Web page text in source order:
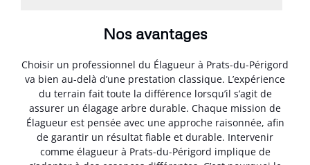
Nos avantages
Choisir un professionnel du Élagueur à Prats-du-Périgord
va bien au-delà d’une prestation classique. L’expérience
du terrain fait toute la différence lorsqu’il s’agit de
assurer un élagage arbre durable. Chaque mission de
Élagueur est pensée avec une approche raisonnée, afin
de garantir un résultat fiable et durable. Intervenir
comme élagueur à Prats-du-Périgord implique de